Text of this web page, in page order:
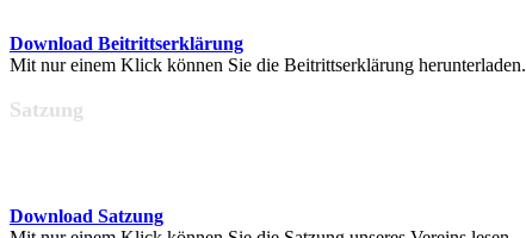
Download Beitrittserklärung
Mit nur einem Klick können Sie die Beitrittserklärung herunterladen.
Satzung
Download Satzung